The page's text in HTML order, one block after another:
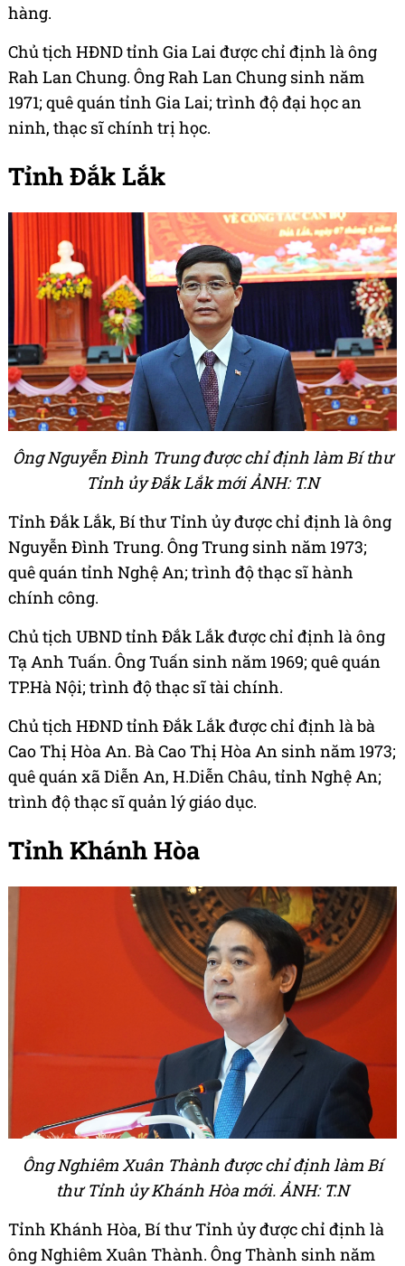
hàng.
Chủ tịch HĐND tỉnh Gia Lai được chỉ định là ông
Rah Lan Chung. Ông Rah Lan Chung sinh năm
1971; quê quán tỉnh Gia Lai; trình độ đại học an
ninh, thạc sĩ chính trị học.
Tỉnh Đắk Lắk
Ông Nguyễn Đình Trung được chỉ định làm Bí thư
Tỉnh ủy Đắk Lắk mới ẢNH: T.N
Tỉnh Đắk Lắk, Bí thư Tỉnh ủy được chỉ định là ông
Nguyễn Đình Trung. Ông Trung sinh năm 1973;
quê quán tỉnh Nghệ An; trình độ thạc sĩ hành
chính công.
Chủ tịch UBND tỉnh Đắk Lắk được chỉ định là ông
Tạ Anh Tuấn. Ông Tuấn sinh năm 1969; quê quán
TP.Hà Nội; trình độ thạc sĩ tài chính.
Chủ tịch HĐND tỉnh Đắk Lắk được chỉ định là bà
Cao Thị Hòa An. Bà Cao Thị Hòa An sinh năm 1973;
quê quán xã Diễn An, H.Diễn Châu, tỉnh Nghệ An;
trình độ thạc sĩ quản lý giáo dục.
Tỉnh Khánh Hòa
Ông Nghiêm Xuân Thành được chỉ định làm Bí
thư Tỉnh ủy Khánh Hòa mới. ẢNH: T.N
Tỉnh Khánh Hòa, Bí thư Tỉnh ủy được chỉ định là
ông Nghiêm Xuân Thành. Ông Thành sinh năm